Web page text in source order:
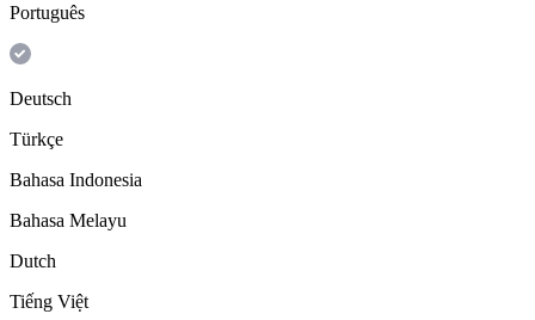
Português
Deutsch
Türkçe
Bahasa Indonesia
Bahasa Melayu
Dutch
Tiếng Việt